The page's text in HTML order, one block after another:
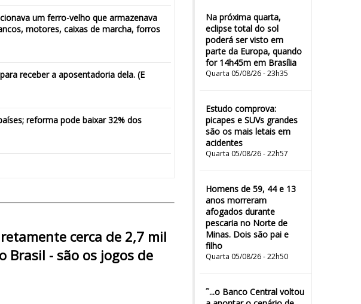
Na próxima quarta,
eclipse total do sol
poderá ser visto em
parte da Europa, quando
for 14h45m em Brasília
Quarta 05/08/26 - 23h35
Estudo comprova:
picapes e SUVs grandes
são os mais letais em
acidentes
Quarta 05/08/26 - 22h57
Homens de 59, 44 e 13
anos morreram
afogados durante
pescaria no Norte de
Minas. Dois são pai e
filho
Quarta 05/08/26 - 22h50
˜...o Banco Central voltou
um ferro-velho que armazenava
motores, caixas de marcha, forros
receber a aposentadoria dela. (E
reforma pode baixar 32% dos
cerca de 2,7 mil
Brasil - são os jogos de